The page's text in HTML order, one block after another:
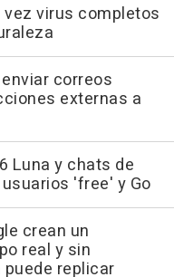
vez virus completos
correos
externas a
Luna y chats de
'free' y Go
crean un
real y sin
replicar